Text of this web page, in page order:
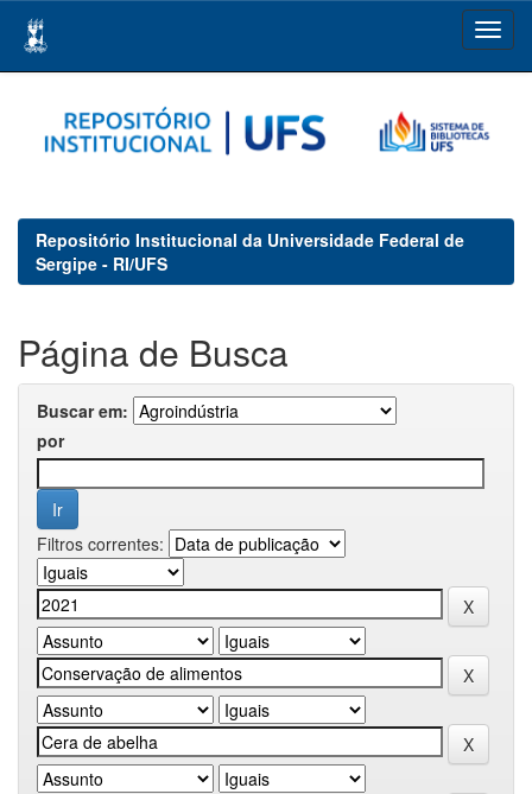
navigation
Repositório Institucional da Universidade Federal de
Sergipe - RI/UFS
Página de Busca
Buscar em:
por
Filtros correntes: